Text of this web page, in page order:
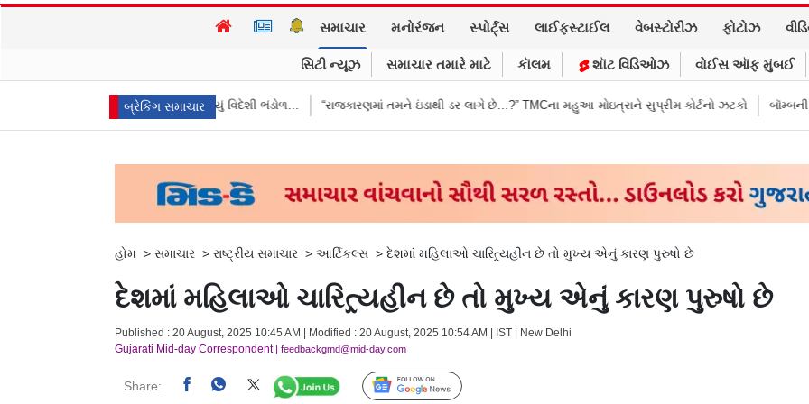
સમાચાર મનોરંજન સ્પોર્ટ્સ લાઈફસ્ટાઈલ વેબસ્ટોરીઝ ફોટોઝ
સિટી ન્યૂઝ સમાચાર તમારે માટે કૉલમ શૉટ વિડિઓઝ વોઈસ ઑફ મુંબઈ
બ્રેકિંગ સમાચાર
આપ્યો જવાબ, કહ્યું વિદેશી ભંડોળ… “રાજકારણમાં તમને ઇંડાથી ડર લાગે છે…?” TMCના મહુઆ મોઇત્રાને સુપ્રીમ કોર્ટનો ઝટકો બૉમ્બની ધમકી બાદ મુંબઈમાં
હોમ > સમાચાર > રાષ્ટ્રીય સમાચાર > આર્ટિકલ્સ > દેશમાં મહિલાઓ ચારિત્ર્યહીન છે તો મુખ્ય એનું કારણ પુરુષો છે
દેશમાં મહિલાઓ ચારિત્ર્યહીન છે તો મુખ્ય એનું કારણ પુરુષો છે
Published : 20 August, 2025 10:45 AM | Modified : 20 August, 2025 10:54 AM | IST | New Delhi
Gujarati Mid-day Correspondent| feedbackgmd@mid-day.com
Share: Follow Us